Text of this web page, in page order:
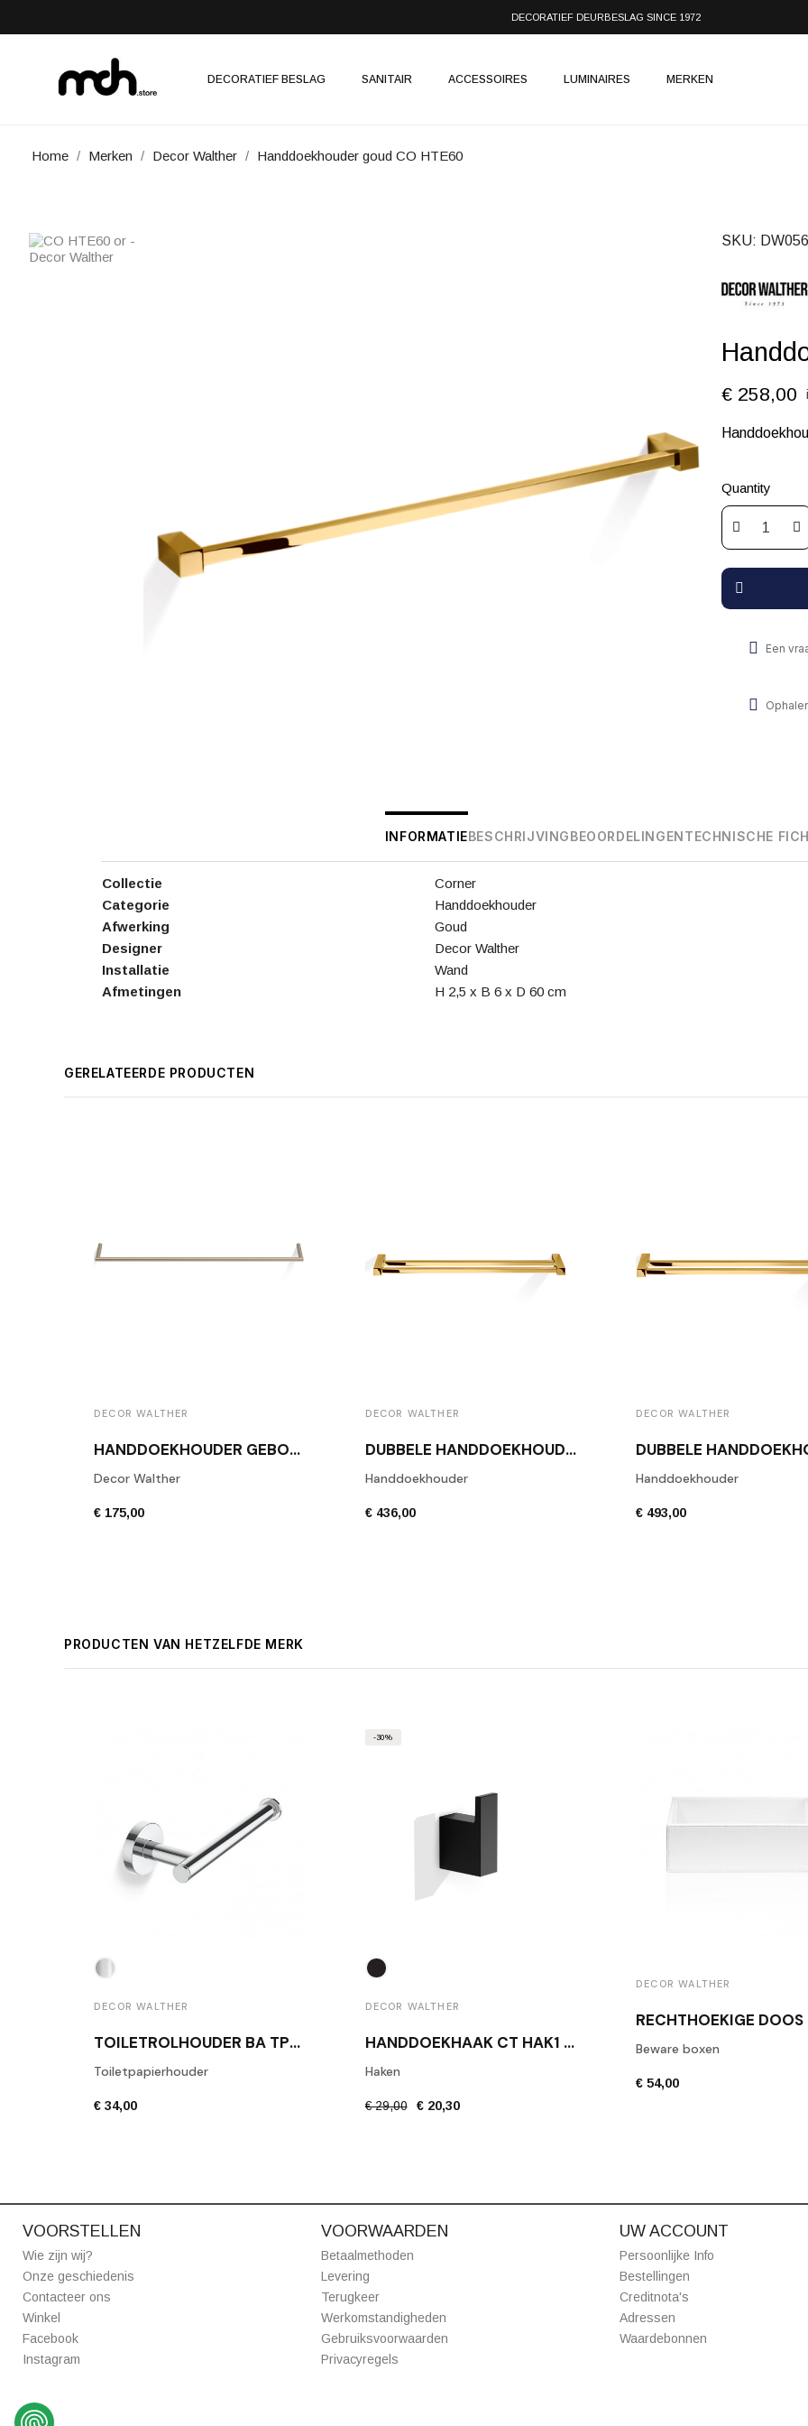
DECORATIEF DEURBESLAG SINCE 1972
DECORATIEF BESLAG SANITAIR ACCESSOIRES LUMINAIRES MERKEN
Home Merken Decor Walther Handdoekhouder goud CO HTE60
SKU
€ 258,00
Quantity
Een
INFORMATIEBESCHRIJVINGBEOORDELINGENTECHNISCHE
Collectie
Corner
Categorie
Handdoekhouder
Afwerking
Goud
Designer
Decor Walther
Installatie
Wand
Afmetingen
H 2,5 x B 6 x D 60 cm
GERELATEERDE PRODUCTEN
DECOR WALTHER
HANDDOEKHOUDER GEBORSTELD ROESTVRIJ STAAL MK HTE60
Decor Walther
€ 175,00
DECOR WALTHER
DUBBELE HANDDOEKHOUDER GLANS GOUD DECOR WALTHER CO HTD60
Handdoekhouder
€ 436,00
DECOR WALTHER
Handdoekhouder
€ 493,00
PRODUCTEN VAN HETZELFDE MERK
DECOR WALTHER
TOILETROLHOUDER BA TPH1 GEPOLIJST CHROOM
Toiletpapierhouder
€ 34,00
DECOR WALTHER
HANDDOEKHAAK CT HAK1 MAT ZWART
Haken
€ 29,00 € 20,30
-30%
DECOR WALTHER
Beware boxen
€ 54,00
VOORSTELLEN
Wie zijn wij?
Onze geschiedenis
Contacteer ons
Winkel
Facebook
Instagram
VOORWAARDEN
Betaalmethoden
Levering
Terugkeer
Werkomstandigheden
Gebruiksvoorwaarden
Privacyregels
UW ACCOUNT
Persoonlijke Info
Bestellingen
Creditnota's
Adressen
Waardebonnen